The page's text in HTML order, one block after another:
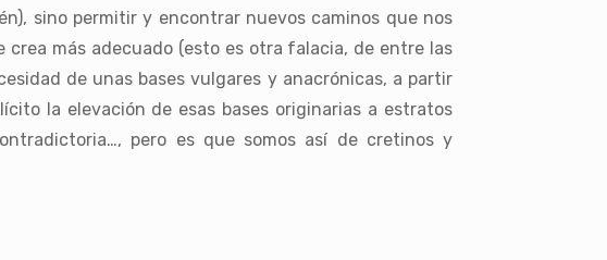
sino permitir y encontrar nuevos caminos que nos
más adecuado (esto es otra falacia, de entre las
de unas bases vulgares y anacrónicas, a partir
la elevación de esas bases originarias a estratos
pero es que somos así de cretinos y